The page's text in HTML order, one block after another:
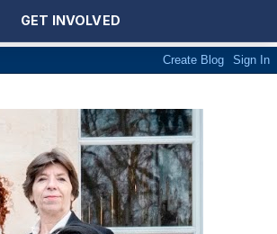
GET INVOLVED